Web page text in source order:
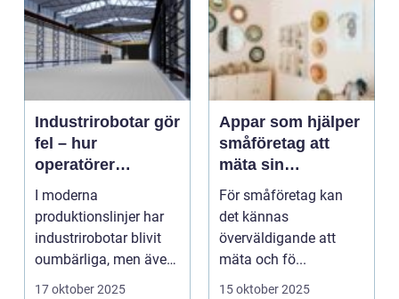
Industrirobotar gör
fel – hur
operatörer
diagnostiserar
snabbt
I moderna
produktionslinjer har
industrirobotar blivit
oumbärliga, men även
de mest p&arin...
17 oktober 2025
Appar som hjälper
småföretag att
mäta sin
klimatpåverkan
För småföretag kan
det kännas
överväldigande att
mäta och fö...
15 oktober 2025